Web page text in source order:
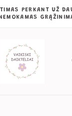
PERKANT UŽ